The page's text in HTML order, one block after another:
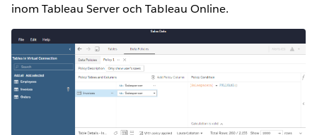
inom Tableau Server och Tableau Online.